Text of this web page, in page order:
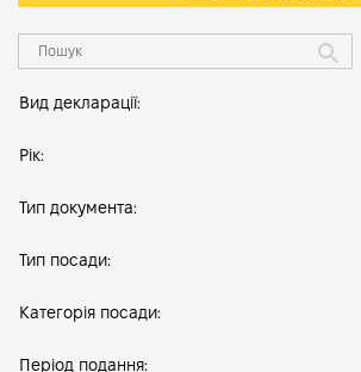
Вид декларації:
Рік:
Тип документа:
Тип посади:
Категорія посади:
Період подання: